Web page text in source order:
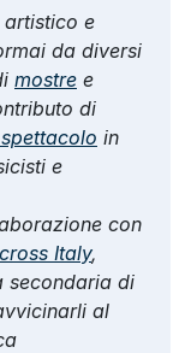
e
da diversi
mostre e
di
in
e
con
Italy,
secondaria di
al